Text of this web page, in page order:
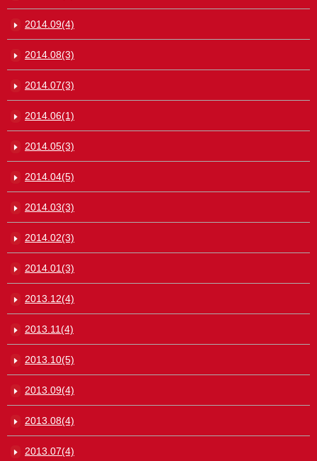
2014.09(4)
2014.08(3)
2014.07(3)
2014.06(1)
2014.05(3)
2014.04(5)
2014.03(3)
2014.02(3)
2014.01(3)
2013.12(4)
2013.11(4)
2013.10(5)
2013.09(4)
2013.08(4)
2013.07(4)